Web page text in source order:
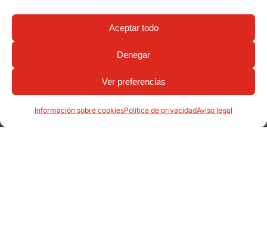
Aceptar todo
Denegar
Ver preferencias
Información sobre cookiesPolítica de privacidadAviso legal